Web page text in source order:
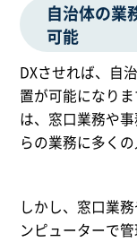
自治体の業
可能
DXさせれば、自
置が可能になり
は、窓口業務や
らの業務に多く
しかし、窓口業
ンピューターで